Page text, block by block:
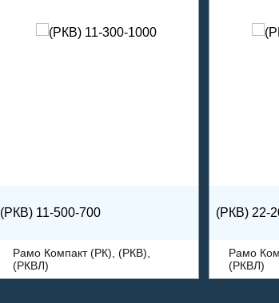
(РКВ) 11-500-700
Рамо Компакт (РК), (РКВ),
(РКВЛ)
(РКВ) 22-
Рамо
(РКВЛ)